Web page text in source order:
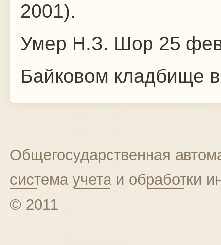
2001).
Умер Н.З. Шор 25
Байковом кладбище
Общегосударственная
система учета и обработки
© 2011